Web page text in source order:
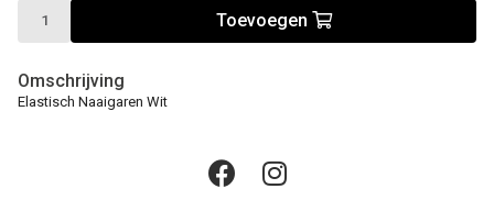
Toevoegen
Omschrijving
Elastisch Naaigaren Wit